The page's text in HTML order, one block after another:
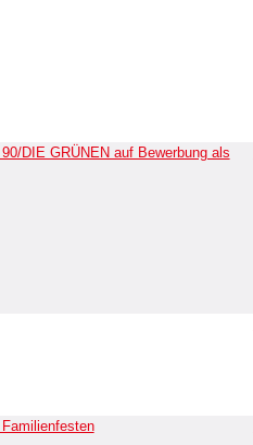
DIE GRÜNEN auf Bewerbung als